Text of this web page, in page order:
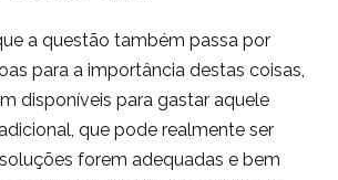
a questão também passa por
para a importância destas coisas,
disponíveis para gastar aquele
que pode realmente ser
forem adequadas e bem